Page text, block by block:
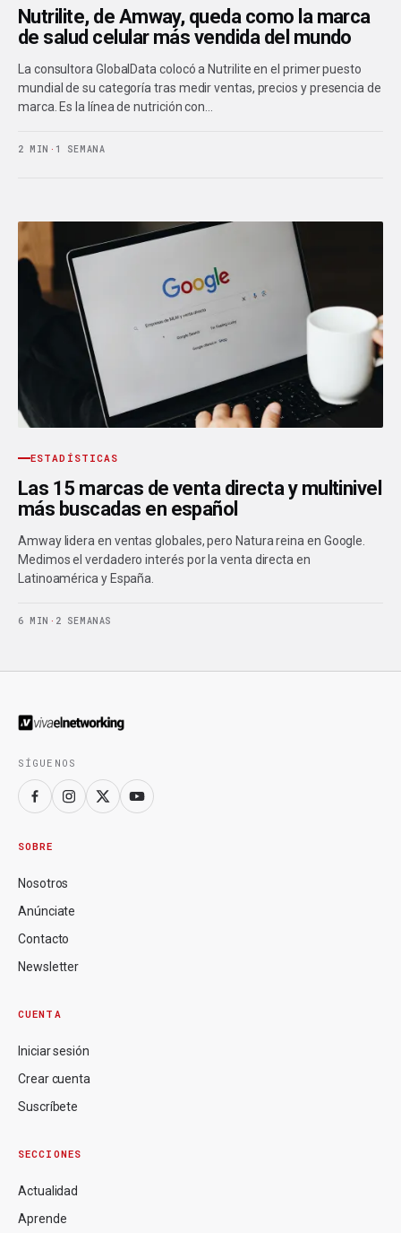
Nutrilite, de Amway, queda como la marca
de salud celular más vendida del mundo
La consultora GlobalData colocó a Nutrilite en el primer puesto
mundial de su categoría tras medir ventas, precios y presencia de
marca. Es la línea de nutrición con…
2 MIN · 1 SEMANA
ESTADÍSTICAS
Las 15 marcas de venta directa y multinivel
más buscadas en español
Amway lidera en ventas globales, pero Natura reina en Google.
Medimos el verdadero interés por la venta directa en
Latinoamérica y España.
6 MIN · 2 SEMANAS
SÍGUENOS
SOBRE
Nosotros
Anúnciate
Contacto
Newsletter
CUENTA
Iniciar sesión
Crear cuenta
Suscríbete
SECCIONES
Actualidad
Aprende